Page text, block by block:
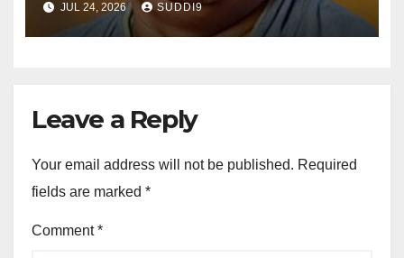
JUL 24, 2026 SUDDI9
Leave a Reply
Your email address will not be published. Required
fields are marked *
Comment*